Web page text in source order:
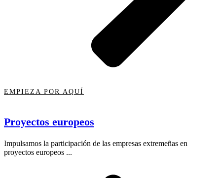
EMPIEZA POR AQUÍ
Proyectos europeos
Impulsamos la participación de las empresas extremeñas en
proyectos europeos ...